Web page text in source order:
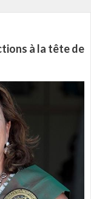
à la tête de